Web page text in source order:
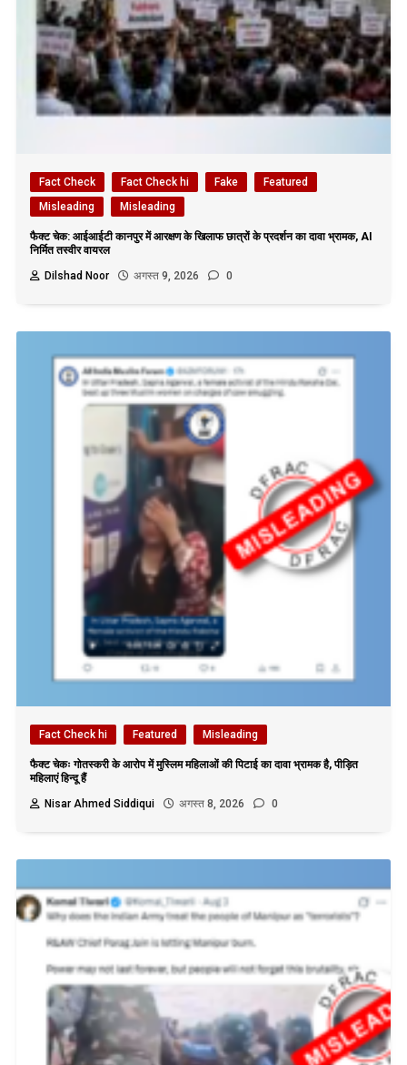
Fact Check Fact Check hi Fake
Featured
Misleading
Misleading
फैक्ट चेक: आईआईटी कानपुर में आरक्षण के खिलाफ छात्रों के प्रदर्शन का दावा भ्रामक, AI
निर्मित तस्वीर वायरल
Dilshad Noor
अगस्त 9, 2026 0
Fact Check hi Featured Misleading
फैक्ट चेकः गोतस्करी के आरोप में मुस्लिम महिलाओं की पिटाई का दावा भ्रामक है, पीड़ित
महिलाएं हिन्दू हैं
Nisar Ahmed Siddiqui
अगस्त 8, 2026 0